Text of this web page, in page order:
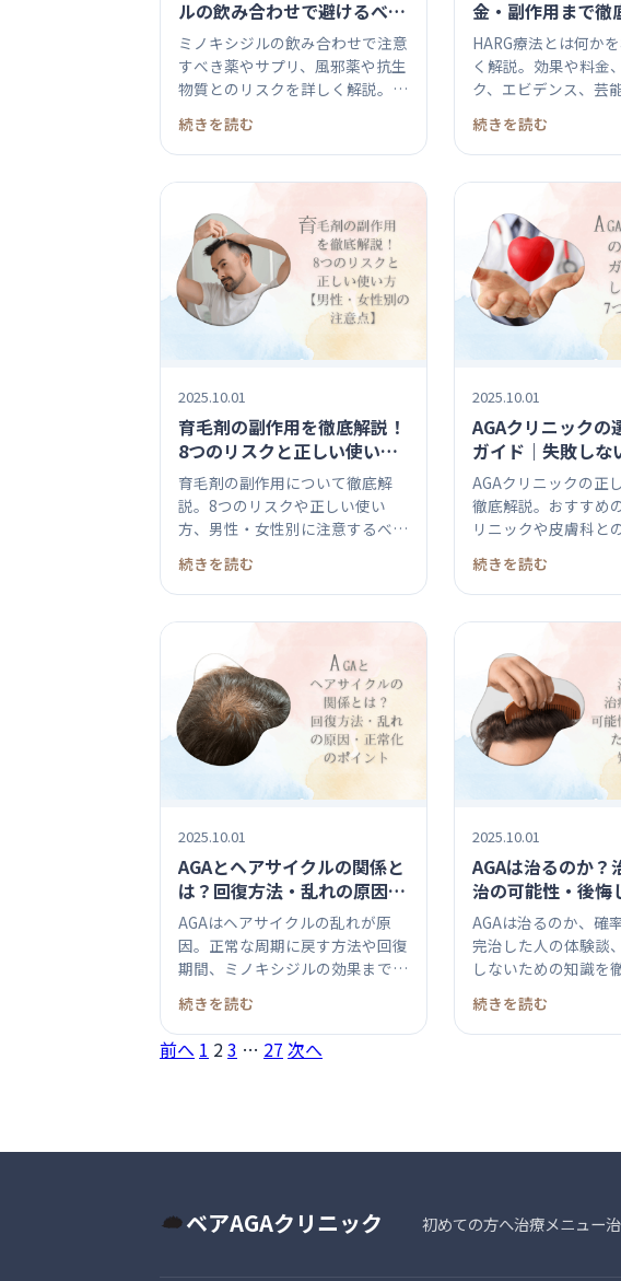
ルの飲み合わせで避けるべき
薬と正しい併用知識【男性必
読】
ミノキシジルの飲み合わせで注意
すべき薬やサプリ、風邪薬や抗生
物質とのリスクを詳しく解説。禁
忌薬や...
続きを読む
金・副作用まで徹
悔しないための薄
ド
HARG療法とは何か
く解説。効果や料金
ク、エビデンス、芸
談、女...
続きを読む
2025.10.01
育毛剤の副作用を徹底解説！
8つのリスクと正しい使い方
【男性・女性別の注意点】
育毛剤の副作用について徹底解
説。8つのリスクや正しい使い
方、男性・女性別に注意するべき
ポイントも...
続きを読む
2025.10.01
AGAクリニックの
ガイド｜失敗しな
つのポイント
AGAクリニックの正
徹底解説。おすすめ
リニックや皮膚科と
生...
続きを読む
2025.10.01
AGAとヘアサイクルの関係と
は？回復方法・乱れの原因・
正常化のポイント
AGAはヘアサイクルの乱れが原
因。正常な周期に戻す方法や回復
期間、ミノキシジルの効果まで詳
しく解...
続きを読む
2025.10.01
AGAは治るのか？
治の可能性・後悔
の正しい知識を解
AGAは治るのか、確
完治した人の体験談
しないための知識を
果を...
続きを読む
投
の
ー
前へ 1 23 … 27 次へ
ベアAGAクリニック 初めての方へ治療メニュー